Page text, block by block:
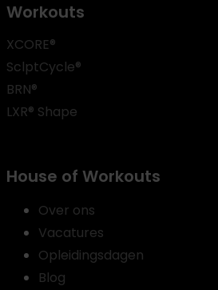
Workouts
XCORE®
SclptCycle®
BRN®
LXR® Shape
House of Workouts
Over ons
Vacatures
Opleidingsdagen
Blog